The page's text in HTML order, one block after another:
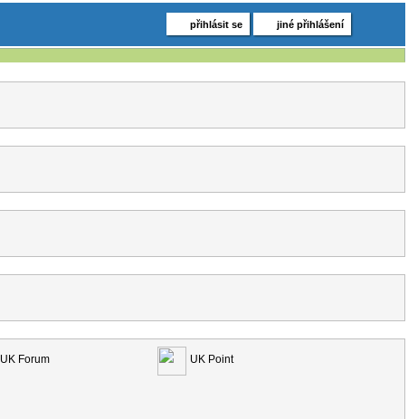
přihlásit se jiné přihlášení
UK Forum UK Point